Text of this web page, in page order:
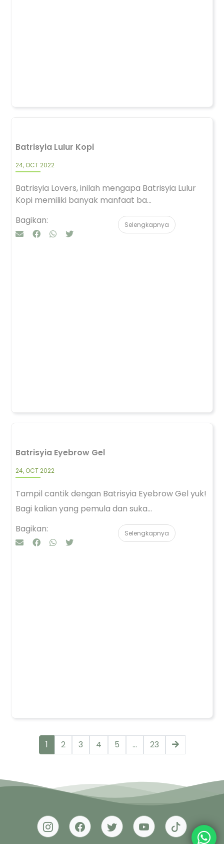
Batrisyia Lulur Kopi
24, OCT 2022
Batrisyia Lovers, inilah mengapa Batrisyia Lulur
Kopi memiliki banyak manfaat ba...
Bagikan:
Selengkapnya
Batrisyia Eyebrow Gel
24, OCT 2022
Tampil cantik dengan Batrisyia Eyebrow Gel yuk!
Bagi kalian yang pemula dan suka...
Bagikan:
Selengkapnya
1 2 3 4 5 ... 23